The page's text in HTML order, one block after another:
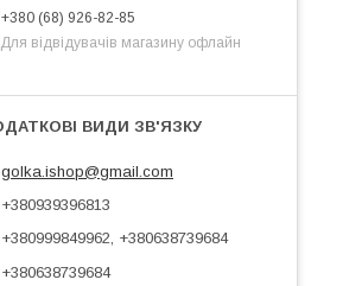
+380 (68) 926-82-85
Для відвідувачів магазину офлайн
golka.ishop@gmail.com
+380939396813
+380999849962, +380638739684
+380638739684